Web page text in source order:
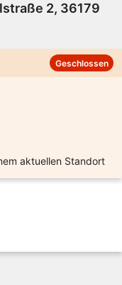
2, 36179
Geschlossen
aktuellen Standort